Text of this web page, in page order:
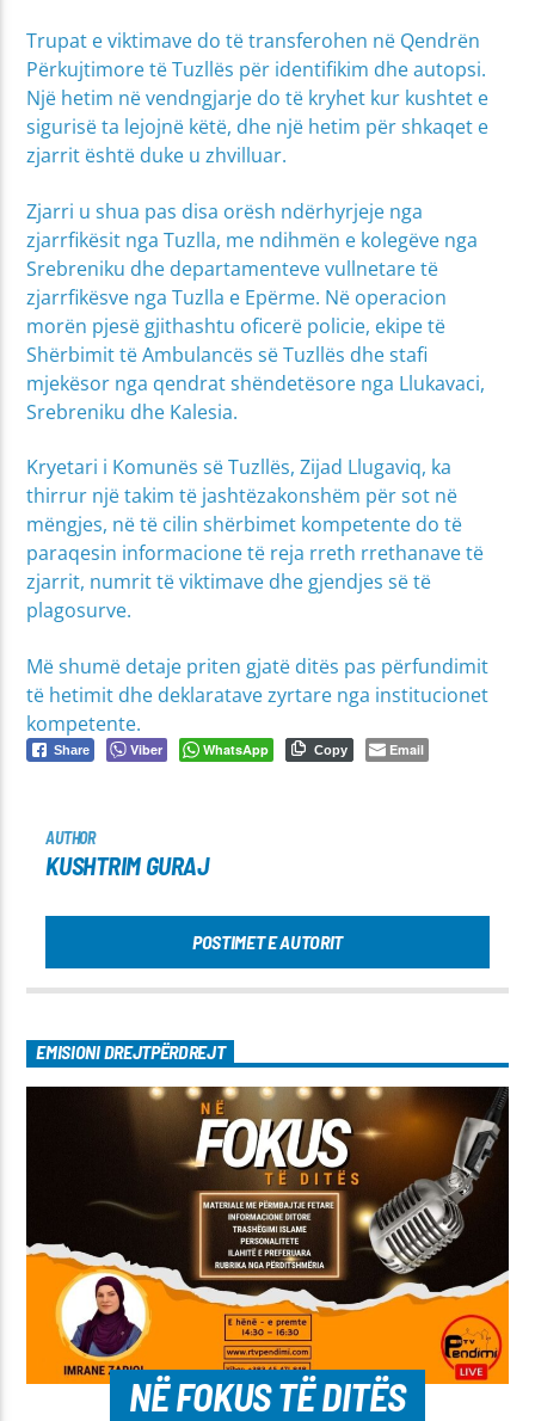
Trupat e viktimave do të transferohen në Qendrën
Përkujtimore të Tuzllës për identifikim dhe autopsi.
Një hetim në vendngjarje do të kryhet kur kushtet e
sigurisë ta lejojnë këtë, dhe një hetim për shkaqet e
zjarrit është duke u zhvilluar.
Zjarri u shua pas disa orësh ndërhyrjeje nga
zjarrfikësit nga Tuzlla, me ndihmën e kolegëve nga
Srebreniku dhe departamenteve vullnetare të
zjarrfikësve nga Tuzlla e Epërme. Në operacion
morën pjesë gjithashtu oficerë policie, ekipe të
Shërbimit të Ambulancës së Tuzllës dhe stafi
mjekësor nga qendrat shëndetësore nga Llukavaci,
Srebreniku dhe Kalesia.
Kryetari i Komunës së Tuzllës, Zijad Llugaviq, ka
thirrur një takim të jashtëzakonshëm për sot në
mëngjes, në të cilin shërbimet kompetente do të
paraqesin informacione të reja rreth rrethanave të
zjarrit, numrit të viktimave dhe gjendjes së të
plagosurve.
Më shumë detaje priten gjatë ditës pas përfundimit
të hetimit dhe deklaratave zyrtare nga institucionet
kompetente.
Share Viber WhatsApp Copy Email
AUTHOR
KUSHTRIM GURAJ
POSTIMET E AUTORIT
EMISIONI DREJTPËRDREJT
NË FOKUS TË DITËS